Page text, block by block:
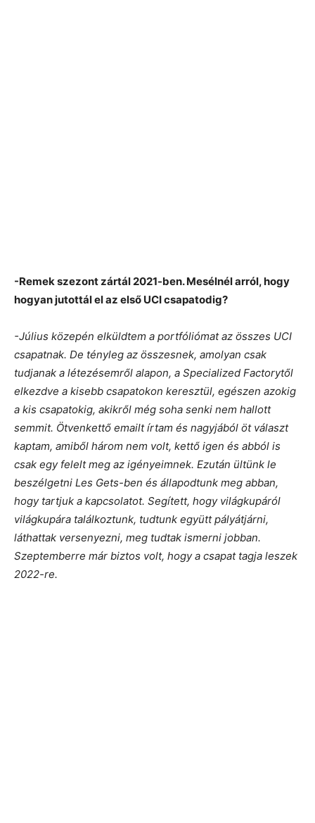
-Remek szezont zártál 2021-ben. Mesélnél arról, hogy
hogyan jutottál el az első UCI csapatodig?
-Július közepén elküldtem a portfóliómat az összes UCI
csapatnak. De tényleg az összesnek, amolyan csak
tudjanak a létezésemről alapon, a Specialized Factorytől
elkezdve a kisebb csapatokon keresztül, egészen azokig
a kis csapatokig, akikről még soha senki nem hallott
semmit. Ötvenkettő emailt írtam és nagyjából öt választ
kaptam, amiből három nem volt, kettő igen és abból is
csak egy felelt meg az igényeimnek. Ezután ültünk le
beszélgetni Les Gets-ben és állapodtunk meg abban,
hogy tartjuk a kapcsolatot. Segített, hogy világkupáról
világkupára találkoztunk, tudtunk együtt pályátjárni,
láthattak versenyezni, meg tudtak ismerni jobban.
Szeptemberre már biztos volt, hogy a csapat tagja leszek
2022-re.